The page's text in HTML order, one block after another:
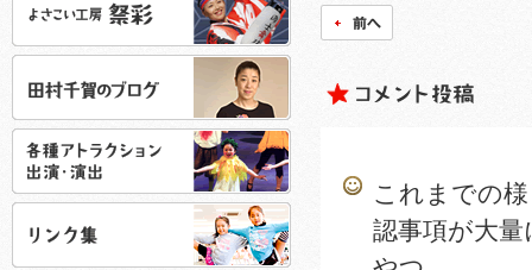
これまでの
認事項が大